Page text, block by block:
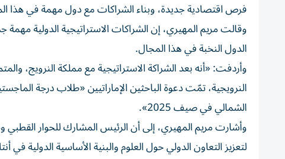
فرص اقتصادية جديدة، وبناء الشراكات مع دول مهمة في هذا
وقالت مريم المهيري، إن الشراكات الاستراتيجية الدولية
الدول النخبة في هذا المجال.
وأردفت: «أنه بعد الشراكة الاستراتيجية مع مملكة النرويج،
النرويجية، تمّت دعوة الباحثين الإماراتيين «طلاب درجة
الشمالي في صيف 2025».
وأشارت مريم المهيري، إلى أن الرئيس المشارك للحوار القطبي
لتعزيز التعاون الدولي حول العلوم والبنية الأساسية الدولية